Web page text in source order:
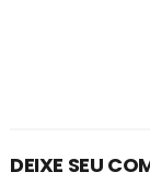
DEIXE SEU